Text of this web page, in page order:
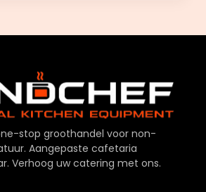
stop groothandel voor non-
Aangepaste cafetaria
Verhoog uw catering met ons.